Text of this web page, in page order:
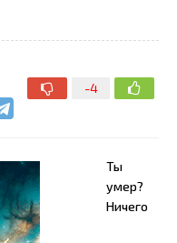
-4
Ты
умер?
Ничего